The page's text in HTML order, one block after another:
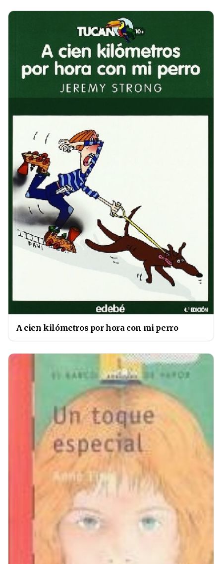
A cien kilómetros por hora con mi perro